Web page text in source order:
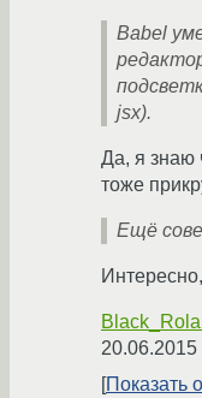
Babel
jsx).
Да, я знаю
тоже
Ещё
20.06.2015
Показать